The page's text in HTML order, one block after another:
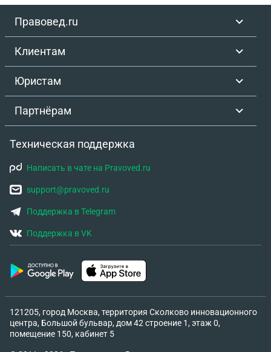
Правовед.ru
Клиентам
Юристам
Партнёрам
Техническая поддержка
Написать в чате на Pravoved.ru
support@pravoved.ru
Поддержка в Telegram
Поддержка в VK
121205, город Москва, территория Сколково инновационного
центра, Большой бульвар, дом 42 строение 1, этаж 0,
помещение 150, кабинет 5